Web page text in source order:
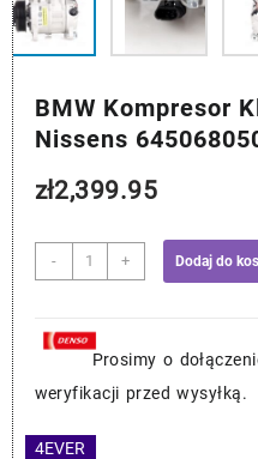
4EVER
BMW Kompresor
Nissens
zł2,399.95
-
ilość
BMW
Klimatyzacji
-
64506805025
+ Dodaj do
Prosimy o
weryfikacji przed wysyłką.